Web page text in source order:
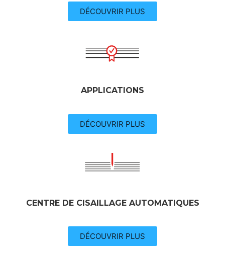
DÉCOUVRIR PLUS
APPLICATIONS
DÉCOUVRIR PLUS
CENTRE DE CISAILLAGE AUTOMATIQUES
DÉCOUVRIR PLUS